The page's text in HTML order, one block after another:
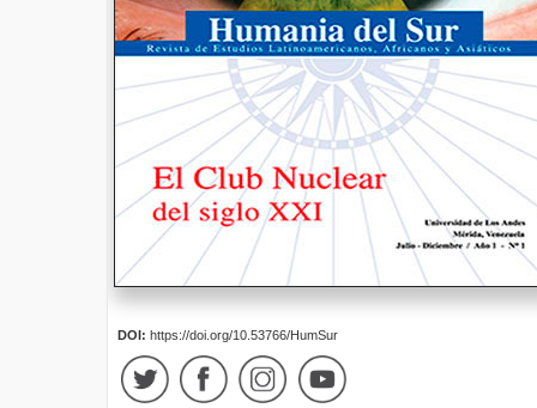
DOI: https://doi.org/10.53766/HumSur